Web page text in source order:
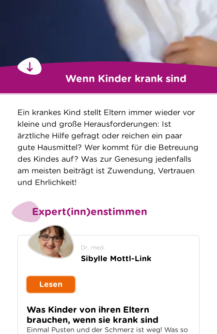
Wenn Kinder krank sind
Ein krankes Kind stellt Eltern immer wieder vor
kleine und große Herausforderungen: Ist
ärztliche Hilfe gefragt oder reichen ein paar
gute Hausmittel? Wer kommt für die Betreuung
des Kindes auf? Was zur Genesung jedenfalls
am meisten beiträgt ist Zuwendung, Vertrauen
und Ehrlichkeit!
Expert(inn)enstimmen
Dr. med.
Sibylle Mottl-Link
Lesen
Was Kinder von ihren Eltern
brauchen, wenn sie krank sind
Einmal Pusten und der Schmerz ist weg! Was so